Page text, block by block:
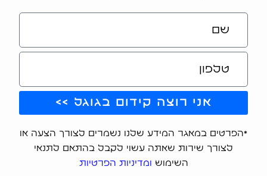
אני רוצה קידום בגוגל >>
*הפרטים במאגר המידע שלנו נשמרים לצורך הצעה או
לצורך שירות שאתה עשוי לקבל בהתאם לתנאי
השימוש
ומדיניות הפרטיות